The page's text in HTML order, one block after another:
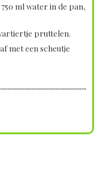
ml water in de pan,
pruttelen.
met een scheutje